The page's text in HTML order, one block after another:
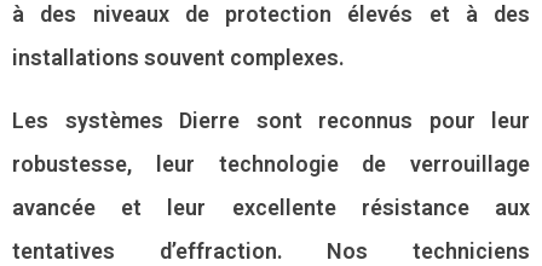
à des niveaux de protection élevés et à des
installations souvent complexes.
Les systèmes Dierre sont reconnus pour leur
robustesse, leur technologie de verrouillage
avancée et leur excellente résistance aux
tentatives d’effraction. Nos techniciens